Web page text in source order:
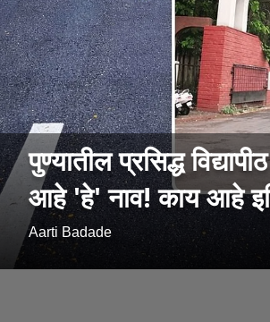
पुण्यातील प्रसिद्ध
आहे 'हे' नाव! काय आहे
Aarti Badade